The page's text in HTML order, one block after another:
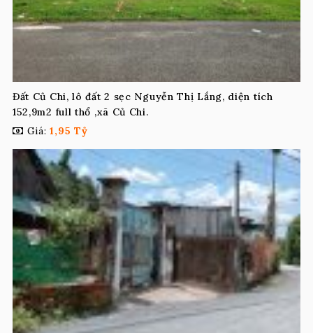
Đất Củ Chi, lô đất 2 sẹc Nguyễn Thị Lắng, diện tích
152,9m2 full thổ ,xã Củ Chi.
Giá: 1,95 Tỷ